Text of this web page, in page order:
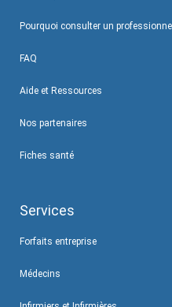
Pourquoi consulter un
FAQ
Aide et Ressources
Nos partenaires
Fiches santé
Services
Forfaits entreprise
Médecins